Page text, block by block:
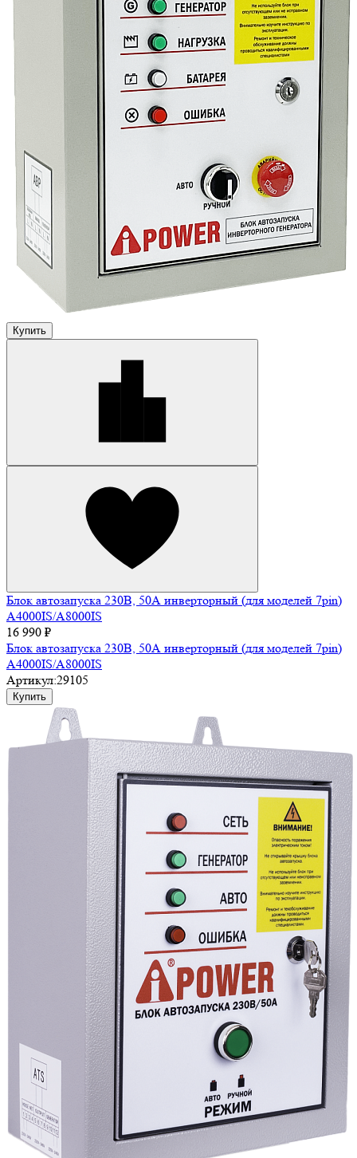
Купить
Блок автозапуска 230В, 50А инверторный (для моделей 7pin)
A4000IS/A8000IS
16 990 ₽
Блок автозапуска 230В, 50А инверторный (для моделей 7pin)
A4000IS/A8000IS
Артикул:29105
Купить